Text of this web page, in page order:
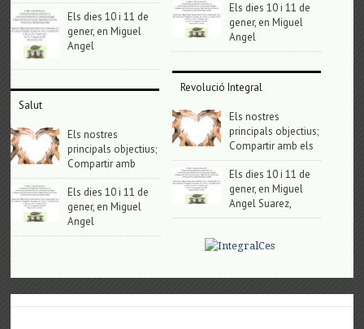
Els dies 10 i 11 de
gener, en Miguel
Angel
Salut
Els nostres
principals objectius;
Compartir amb
Els dies 10 i 11 de
gener, en Miguel
Angel
Els dies 10 i 11 de
gener, en Miguel
Angel
Revolució Integral
Els nostres
principals objectius;
Compartir amb els
Els dies 10 i 11 de
gener, en Miguel
Angel Suarez,